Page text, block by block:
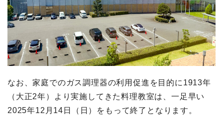
なお、家庭でのガス調理器の利用促進を目的に1913年
（大正2年）より実施してきた料理教室は、一足早い
2025年12月14日（日）をもって終了となります。